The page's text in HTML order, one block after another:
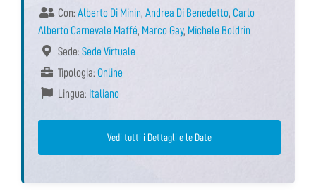
Con: Alberto Di Minin, Andrea Di Benedetto, Carlo
Alberto Carnevale Maffé, Marco Gay, Michele Boldrin
Sede: Sede Virtuale
Tipologia: Online
Lingua: Italiano
Vedi tutti i Dettagli e le Date